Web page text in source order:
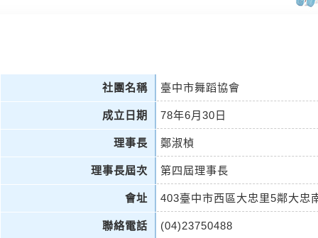
社團名稱 臺中市舞蹈協會
成立日期 78年6月30日
理事長 鄭淑楨
理事長屆次 第四屆理事長
會址 403臺中市西區大忠里5鄰大忠
聯絡電話
(04)23750488